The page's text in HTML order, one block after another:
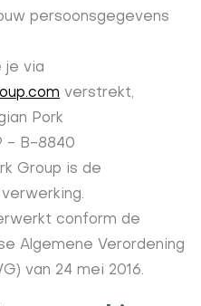
persoonsgegevens
je via
verstrekt,
Pork
- B-8840
Group is de
conform de
Algemene Verordening
van 24 mei 2016.